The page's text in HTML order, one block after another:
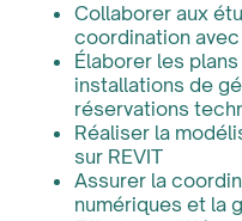
Collaborer aux
coordination
Élaborer les
installations de
réservations
Réaliser la
sur REVIT
Assurer la
numériques et la